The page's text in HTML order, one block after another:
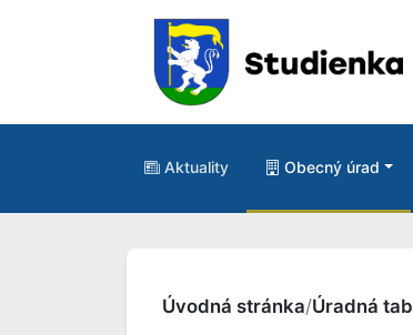
Aktuality Obecný úrad
Úvodná stránka/Úradná